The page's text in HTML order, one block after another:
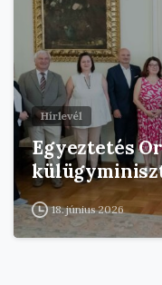
Hírlevél
Egyeztetés
18. június 2026